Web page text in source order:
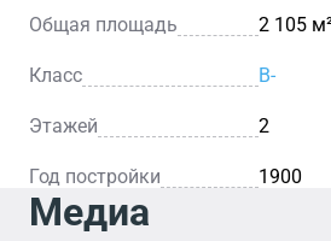
Общая площадь 2 105
Класс B-
Этажей 2
Год постройки 1900
Медиа